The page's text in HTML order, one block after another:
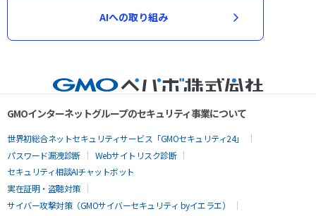
AIへの取り組み
GMOインターネットグループのセキュリティ事業について
世界初総合ネットセキュリティサービス「GMOセキュリティ24」
パスワード漏洩診断
Webサイトリスク診断
セキュリティ相談AIチャットボット
実在証明・盗聴対策
サイバー攻撃対策（GMOサイバーセキュリティ byイエラエ）